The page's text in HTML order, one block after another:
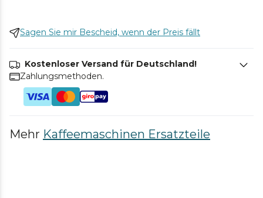
Sagen Sie mir Bescheid, wenn der Preis fällt
Kostenloser Versand für Deutschland!
Zahlungsmethoden.
Mehr Kaffeemaschinen Ersatzteile